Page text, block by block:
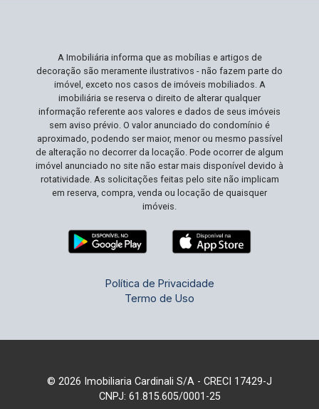
A Imobiliária informa que as mobílias e artigos de
decoração são meramente ilustrativos - não fazem parte do
imóvel, exceto nos casos de imóveis mobiliados. A
imobiliária se reserva o direito de alterar qualquer
informação referente aos valores e dados de seus imóveis
sem aviso prévio. O valor anunciado do condomínio é
aproximado, podendo ser maior, menor ou mesmo passível
de alteração no decorrer da locação. Pode ocorrer de algum
imóvel anunciado no site não estar mais disponível devido à
rotatividade. As solicitações feitas pelo site não implicam
em reserva, compra, venda ou locação de quaisquer
imóveis.
Política de Privacidade
Termo de Uso
© 2026 Imobiliaria Cardinali S/A - CRECI 17429-J
CNPJ: 61.815.605/0001-25